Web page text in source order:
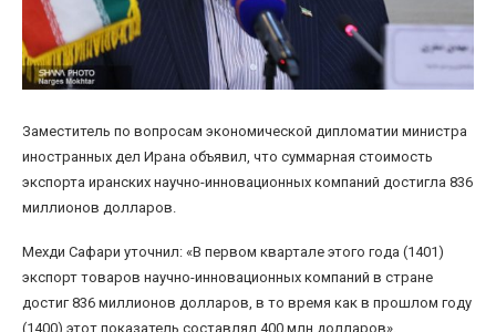
Заместитель по вопросам экономической дипломатии министра
иностранных дел Ирана объявил, что суммарная стоимость
экспорта иранских научно-инновационных компаний достигла 836
миллионов долларов.
Мехди Сафари уточнил: «В первом квартале этого года (1401)
экспорт товаров научно-инновационных компаний в стране
достиг 836 миллионов долларов, в то время как в прошлом году
(1400) этот показатель составлял 400 млн долларов».